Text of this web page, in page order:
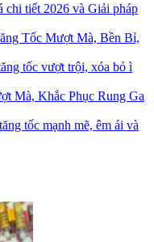
chi tiết 2026 và Giải pháp
Tốc Mượt Mà, Bền Bỉ,
tốc vượt trội, xóa bỏ ì
Mà, Khắc Phục Rung Ga
tốc mạnh mẽ, êm ái và